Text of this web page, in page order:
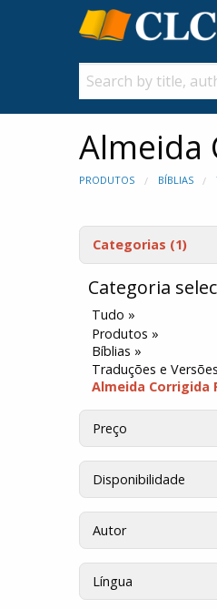
Almeida
PRODUTOS BÍBLIAS
Categorias (1)
Categoria
Tudo »
Produtos »
Bíblias »
Traduções e
Almeida Corrigida
Preço
Disponibilidade
Autor
Língua